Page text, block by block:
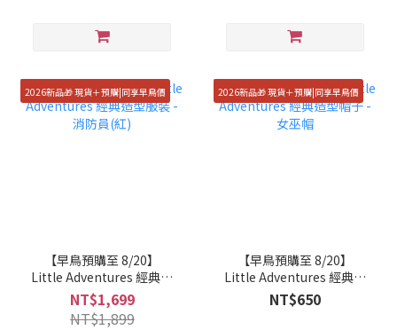
2026新品🎁 現貨＋預購|同享早鳥價
【早鳥預購至 8/20】
Little Adventures 經典造
型服裝 - 消防員(紅)
NT$1,699
NT$1,899
2026新品🎁 現貨＋預購|同享早鳥價
【早鳥預購至 8/20】
Little Adventures 經典造
型帽子 - 女巫帽
NT$650